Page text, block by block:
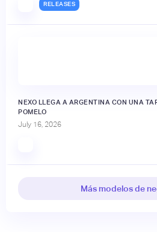
RELEASES
NEXO LLEGA A ARGENTINA CON UNA
POMELO
July 16, 2026
Más modelos de